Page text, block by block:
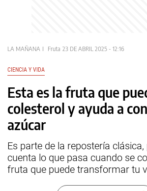
LA MAÑANA Fruta 23 DE ABRIL 2025 - 12:16
CIENCIA Y VIDA
Esta es la fruta que
colesterol y ayuda a
azúcar
Es parte de la repostería
cuenta lo que pasa cuando se
fruta que puede transformar tu